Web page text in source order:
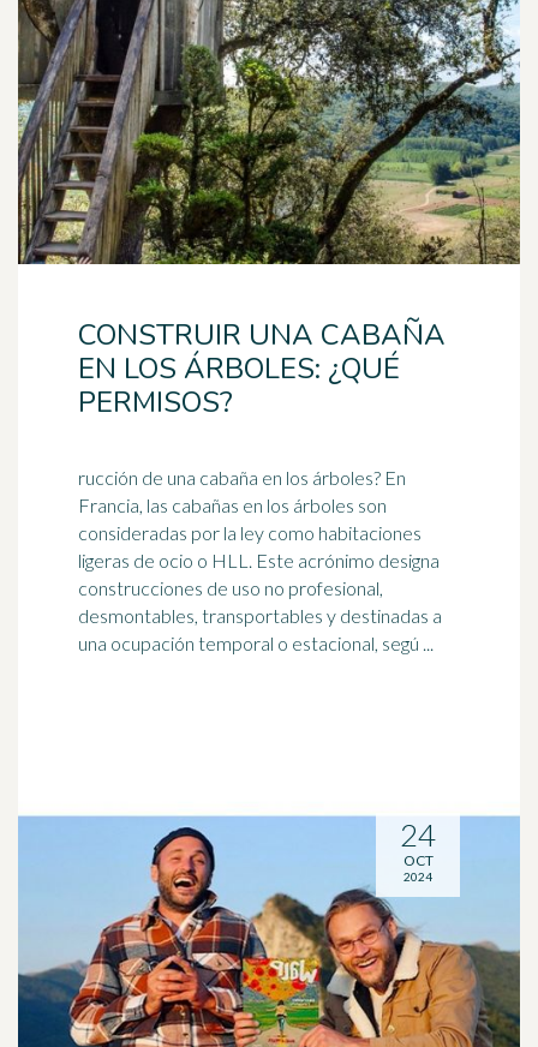
CONSTRUIR UNA CABAÑA
EN LOS ÁRBOLES: ¿QUÉ
PERMISOS?
rucción de una cabaña en los árboles? En
Francia, las cabañas en los árboles son
consideradas por la ley como habitaciones
ligeras de ocio o HLL. Este acrónimo designa
construcciones de uso no profesional,
desmontables, transportables y destinadas a
una ocupación temporal o estacional, segú ...
24
OCT
2024